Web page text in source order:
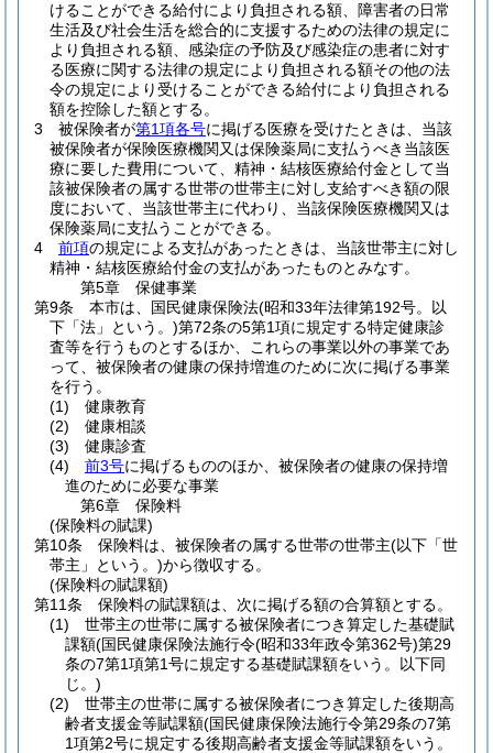
けることができる給付により負担される額、障害者の日常
生活及び社会生活を総合的に支援するための法律の規定に
より負担される額、感染症の予防及び感染症の患者に対す
る医療に関する法律の規定により負担される額その他の法
令の規定により受けることができる給付により負担される
額を控除した額とする。
3
被保険者が第1項各号に掲げる医療を受けたときは、当該
被保険者が保険医療機関又は保険薬局に支払うべき当該医
療に要した費用について、精神・結核医療給付金として当
該被保険者の属する世帯の世帯主に対し支給すべき額の限
度において、当該世帯主に代わり、当該保険医療機関又は
保険薬局に支払うことができる。
4
前項の規定による支払があったときは、当該世帯主に対し
精神・結核医療給付金の支払があったものとみなす。
第5章
保健事業
第9条
本市は、国民健康保険法(昭和33年法律第192号。以
下「法」という。)第72条の5第1項に規定する特定健康診
査等を行うものとするほか、これらの事業以外の事業であ
って、被保険者の健康の保持増進のために次に掲げる事業
を行う。
(1)
健康教育
(2)
健康相談
(3)
健康診査
(4)
前3号に掲げるもののほか、被保険者の健康の保持増
進のために必要な事業
第6章
保険料
(保険料の賦課)
第10条
保険料は、被保険者の属する世帯の世帯主(以下「世
帯主」という。)から徴収する。
(保険料の賦課額)
第11条
保険料の賦課額は、次に掲げる額の合算額とする。
(1)
世帯主の世帯に属する被保険者につき算定した基礎賦
課額(国民健康保険法施行令(昭和33年政令第362号)第29
条の7第1項第1号に規定する基礎賦課額をいう。以下同
じ。)
(2)
世帯主の世帯に属する被保険者につき算定した後期高
齢者支援金等賦課額(国民健康保険法施行令第29条の7第
1項第2号に規定する後期高齢者支援金等賦課額をいう。